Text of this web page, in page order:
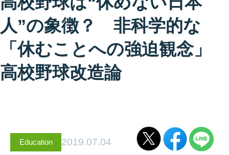
人”の象徴？ 非科学的な
「休むことへの強迫観念」
高校野球改造論
Education 2019.07.04